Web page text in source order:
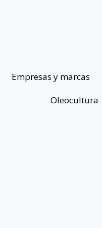
Empresas y marcas
Oleocultura